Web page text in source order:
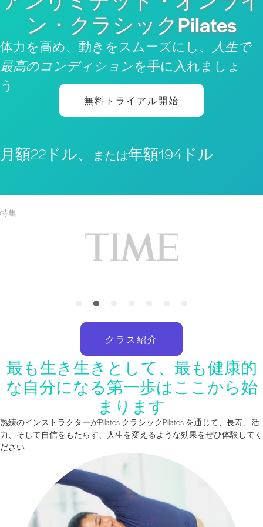
ン・クラシックPilates
体力を高め、動きをスムーズにし、
人生で
最高のコンディションを手に入れましょ
う
無料トライアル開始
月額22ドル、 または年額194ドル
特集
クラス紹介
最も生き生きとして、最も健康的
な自分になる第一歩はここから始
まります
熟練のインストラクターがPilates クラシックPilates を通じて、長寿、活
力、そして自信をもたらす、人生を変えるような効果をぜひ体験してく
ださい